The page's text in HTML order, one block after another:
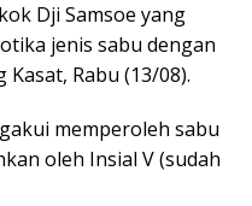
Dji Samsoe yang
jenis sabu dengan
Rabu (13/08).
memperoleh sabu
oleh Insial V (sudah